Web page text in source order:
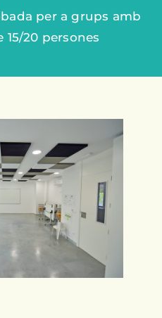
per a grups amb
20 persones